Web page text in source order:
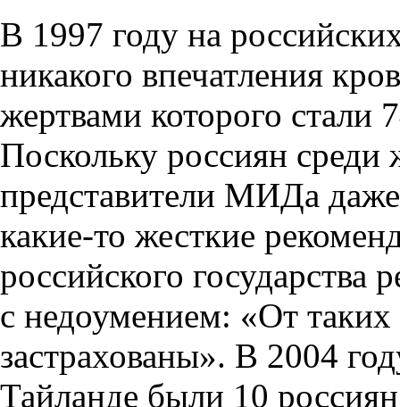
В 1997 году на
никакого впечатления
жертвами которого стали
Поскольку россиян среди
представители МИДа
какие-то жесткие
российского государства
с недоумением: «От
застрахованы». В 2004
Тайланде были 10